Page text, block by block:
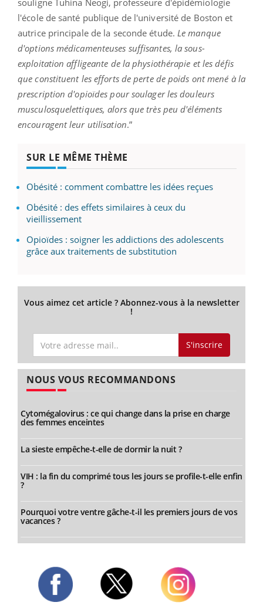
l'école de santé publique de l'université de Boston et
autrice principale de la seconde étude. Le manque
d'options médicamenteuses suffisantes, la sous-
exploitation affligeante de la physiothérapie et les défis
que constituent les efforts de perte de poids ont mené à la
prescription d'opioïdes pour soulager les douleurs
musculosquelettiques, alors que très peu d'éléments
encouragent leur utilisation.”
SUR LE MÊME THÈME
Obésité : comment combattre les idées reçues
Obésité : des effets similaires à ceux du
vieillissement
Opioïdes : soigner les addictions des adolescents
grâce aux traitements de substitution
Vous aimez cet article ? Abonnez-vous à la newsletter
!
S'inscrire
NOUS VOUS RECOMMANDONS
Cytomégalovirus : ce qui change dans la prise en charge
des femmes enceintes
La sieste empêche-t-elle de dormir la nuit ?
VIH : la fin du comprimé tous les jours se profile-t-elle enfin
?
Pourquoi votre ventre gâche-t-il les premiers jours de vos
vacances ?